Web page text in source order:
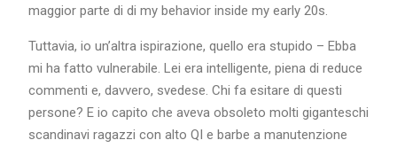
maggior parte di di my behavior inside my early 20s.
Tuttavia, io un’altra ispirazione, quello era stupido – Ebba
mi ha fatto vulnerabile. Lei era intelligente, piena di reduce
commenti e, davvero, svedese. Chi fa esitare di questi
persone? E io capito che aveva obsoleto molti giganteschi
scandinavi ragazzi con alto QI e barbe a manutenzione